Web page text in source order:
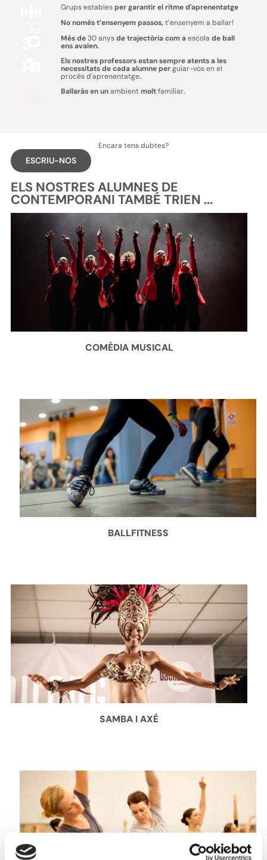
Grups establesper garantir el ritme d'aprenentatge
No només t’ensenyem passos,t’ensenyem a ballar!
Més de30 anysde trajectòria com aescola de ball
ens avalen.
Els nostres professors estan sempre atents a les
necessitats de cada alumne perguiar-vos en el
procés d'aprenentatge.
Ballaràs en unambientmoltfamiliar.
Encara tens dubtes?
ESCRIU-NOS
ELS NOSTRES ALUMNES DE
CONTEMPORANI TAMBÉ TRIEN ...
COMÈDIA MUSICAL
BALLFITNESS
SAMBA I AXÉ